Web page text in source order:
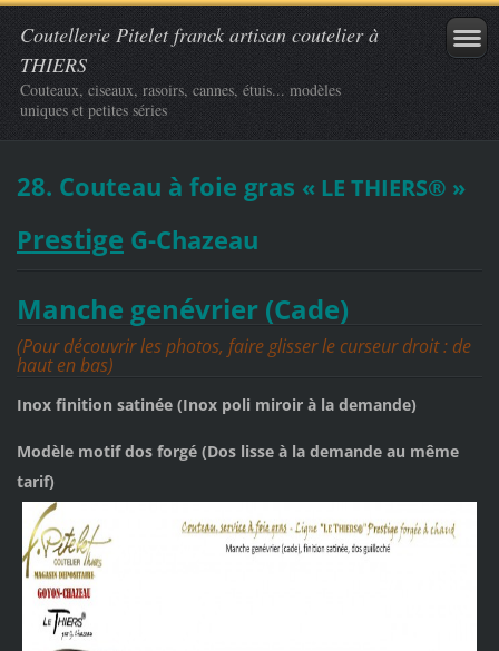
Coutellerie Pitelet franck artisan coutelier à
THIERS
Couteaux, ciseaux, rasoirs, cannes, étuis... modèles
uniques et petites séries
28. Couteau à foie gras « LE THIERS® »
Prestige G-Chazeau
Manche genévrier (Cade)
(Pour découvrir les photos, faire glisser le curseur droit : de
haut en bas)
Inox finition satinée (Inox poli miroir à la demande)
Modèle motif dos forgé (Dos lisse à la demande au même
tarif)